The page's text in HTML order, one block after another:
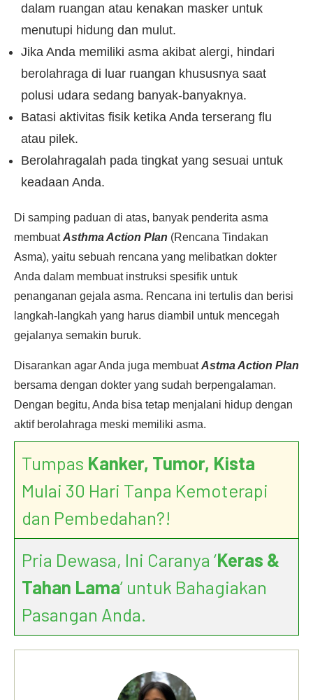
dalam ruangan atau kenakan masker untuk
menutupi hidung dan mulut.
Jika Anda memiliki asma akibat alergi, hindari
berolahraga di luar ruangan khususnya saat
polusi udara sedang banyak-banyaknya.
Batasi aktivitas fisik ketika Anda terserang flu
atau pilek.
Berolahragalah pada tingkat yang sesuai untuk
keadaan Anda.
Di samping paduan di atas, banyak penderita asma
membuatAsthma Action Plan (Rencana Tindakan
Asma), yaitu sebuah rencana yang melibatkan dokter
Anda dalam membuat instruksi spesifik untuk
penanganan gejala asma. Rencana ini tertulis dan berisi
langkah-langkah yang harus diambil untuk mencegah
gejalanya semakin buruk.
Disarankan agar Anda juga membuatAstma Action Plan
bersama dengan dokter yang sudah berpengalaman.
Dengan begitu, Anda bisa tetap menjalani hidup dengan
aktif berolahraga meski memiliki asma.
Tumpas Kanker, Tumor, Kista
Mulai 30 Hari Tanpa Kemoterapi
dan Pembedahan?!
Pria Dewasa, Ini Caranya ‘Keras &
Tahan Lama’ untuk Bahagiakan
Pasangan Anda.